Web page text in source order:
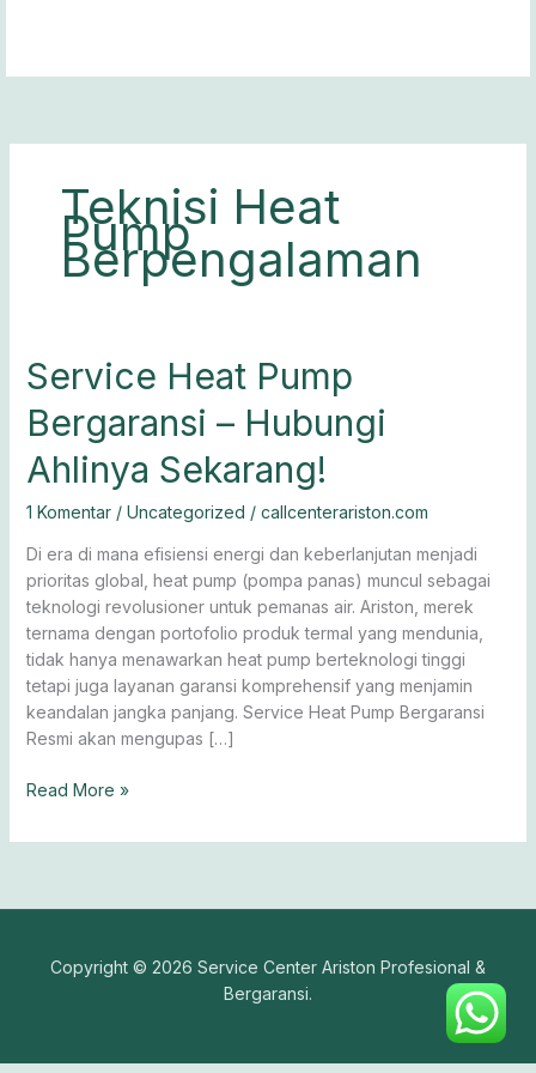
Teknisi Heat
Pump
Berpengalaman
Service Heat Pump
Bergaransi – Hubungi
Ahlinya Sekarang!
1 Komentar / Uncategorized / callcenterariston.com
Di era di mana efisiensi energi dan keberlanjutan menjadi
prioritas global, heat pump (pompa panas) muncul sebagai
teknologi revolusioner untuk pemanas air. Ariston, merek
ternama dengan portofolio produk termal yang mendunia,
tidak hanya menawarkan heat pump berteknologi tinggi
tetapi juga layanan garansi komprehensif yang menjamin
keandalan jangka panjang. Service Heat Pump Bergaransi
Resmi akan mengupas […]
Service
Heat
Pump
Bergaransi
–
Ahlinya
Sekarang!
Read More »
Copyright © 2026 Service Center Ariston Profesional &
Bergaransi.